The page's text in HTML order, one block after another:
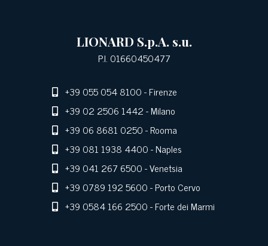
LIONARD S.p.A. s.u.
P.I. 01660450477
+39 055 054 8100- Firenze
+39 02 2506 1442- Milano
+39 06 8681 0250- Rooma
+39 081 1938 4400- Naples
+39 041 267 6500- Venetsia
+39 0789 192 5600- Porto Cervo
+39 0584 166 2500- Forte dei Marmi